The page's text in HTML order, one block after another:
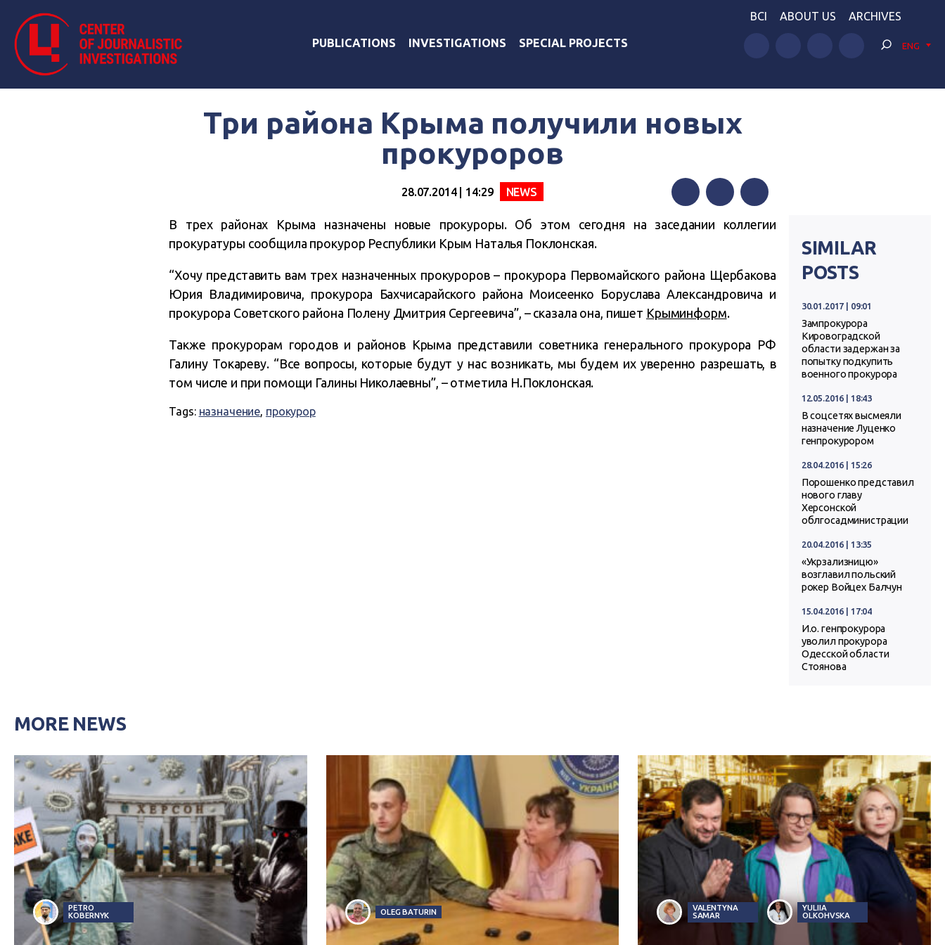
PUBLICATIONS INVESTIGATIONS SPECIAL PROJECTS
BCI ABOUT US ARCHIVES
ENG
Три района Крыма получили новых
прокуроров
28.07.2014 | 14:29 NEWS
FacebookTwitterTelegram
В трех районах Крыма назначены новые прокуроры. Об этом сегодня на заседании коллегии
прокуратуры сообщила прокурор Республики Крым Наталья Поклонская.
“Хочу представить вам трех назначенных прокуроров – прокурора Первомайского района Щербакова
Юрия Владимировича, прокурора Бахчисарайского района Моисеенко Боруслава Александровича и
прокурора Советского района Полену Дмитрия Сергеевича”, – сказала она, пишет Крыминформ.
Также прокурорам городов и районов Крыма представили советника генерального прокурора РФ
Галину Токареву. “Все вопросы, которые будут у нас возникать, мы будем их уверенно разрешать, в
том числе и при помощи Галины Николаевны”, – отметила Н.Поклонская.
Tags: назначение, прокурор
SIMILAR
POSTS
30.01.2017 | 09:01
Зампрокурора
Кировоградской
области задержан за
попытку подкупить
военного прокурора
12.05.2016 | 18:43
В соцсетях высмеяли
назначение Луценко
генпрокурором
28.04.2016 | 15:26
Порошенко представил
нового главу
Херсонской
облгосадминистрации
20.04.2016 | 13:35
«Укрзализницю»
возглавил польский
рокер Войцех Балчун
15.04.2016 | 17:04
И.о. генпрокурора
уволил прокурора
Одесской области
Стоянова
MORE NEWS
PETRO
KOBERNYK
OLEG BATURIN
VALENTYNA
SAMAR
YULIIA
OLKOHVSKA